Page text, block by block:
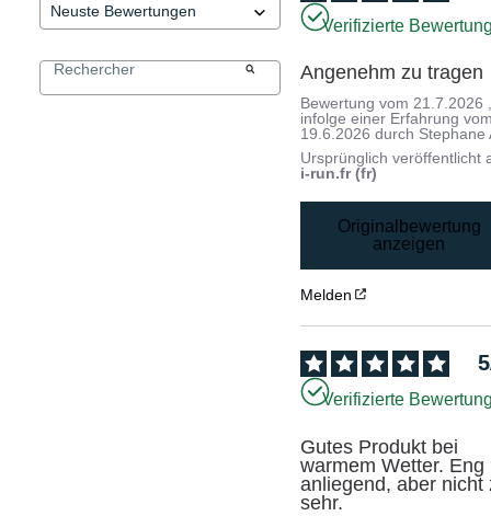
Verifizierte
Angenehm zu tragen
Bewertung vom21.7.2026
infolge einer Erfahrung
19.6.2026 durch Stephane
Ursprünglich veröffentlicht
i-run.fr (fr)
Originalbewertung
anzeigen
Melden
5
Verifizierte
Gutes Produkt bei
warmem Wetter. Eng
anliegend, aber nicht
sehr.